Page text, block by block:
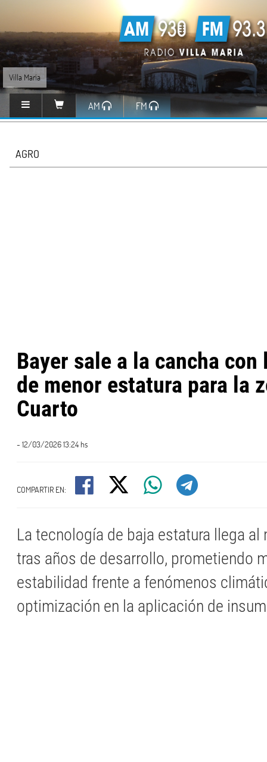
Villa María
AM FM
AGRO
Bayer sale a la cancha con
de menor estatura para la
Cuarto
- 12/03/2026 13:24 hs
COMPARTIR EN:
La tecnología de baja estatura llega
tras años de desarrollo, prometiendo
estabilidad frente a fenómenos
optimización en la aplicación de